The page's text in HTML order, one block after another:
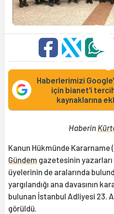
Haberlerimizi
için bianet'i
kaynaklarına
Haberin
Kanun Hükmünde Kararname
Gündem gazetesinin yazarları
üyelerinin de aralarında
yargılandığı ana davasının
bulunan İstanbul Adliyesi 23.
görüldü.